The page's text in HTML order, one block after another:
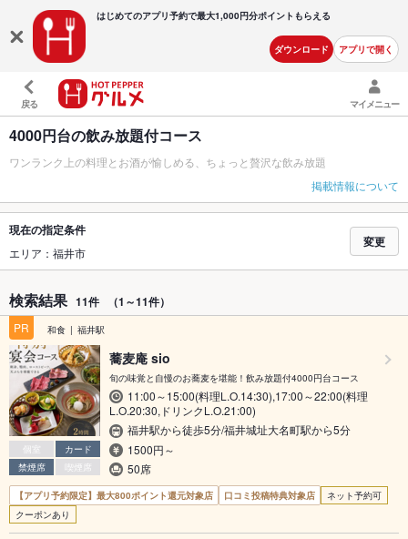
はじめてのアプリ予約で最大1,000円分ポイントもらえる
ダウンロード アプリで開く
戻る マイメニュー
4000円台の飲み放題付コース
ワンランク上の料理とお酒が愉しめる、ちょっと贅沢な飲み放題
掲載情報について
現在の指定条件
エリア：福井市
変更
検索結果 11件 （1～11件）
PR 和食 福井駅
個室
カード
禁煙席
喫煙席
蕎麦庵 sio
旬の味覚と自慢のお蕎麦を堪能！飲み放題付4000円台コース
11:00～15:00(料理L.O.14:30),17:00～22:00(料理
L.O.20:30,ドリンクL.O.21:00)
福井駅から徒歩5分/福井城址大名町駅から5分
1500円～
50席
【アプリ予約限定】最大800ポイント還元対象店 口コミ投稿特典対象店
ネット予約可
クーポンあり